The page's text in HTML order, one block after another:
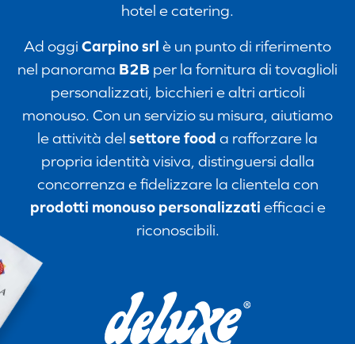
hotel e catering.
Ad oggi Carpino srl è un punto di riferimento
nel panorama B2B per la fornitura di tovaglioli
personalizzati, bicchieri e altri articoli
monouso. Con un servizio su misura, aiutiamo
le attività del settore food a rafforzare la
propria identità visiva, distinguersi dalla
concorrenza e fidelizzare la clientela con
prodotti monouso personalizzati efficaci e
riconoscibili.